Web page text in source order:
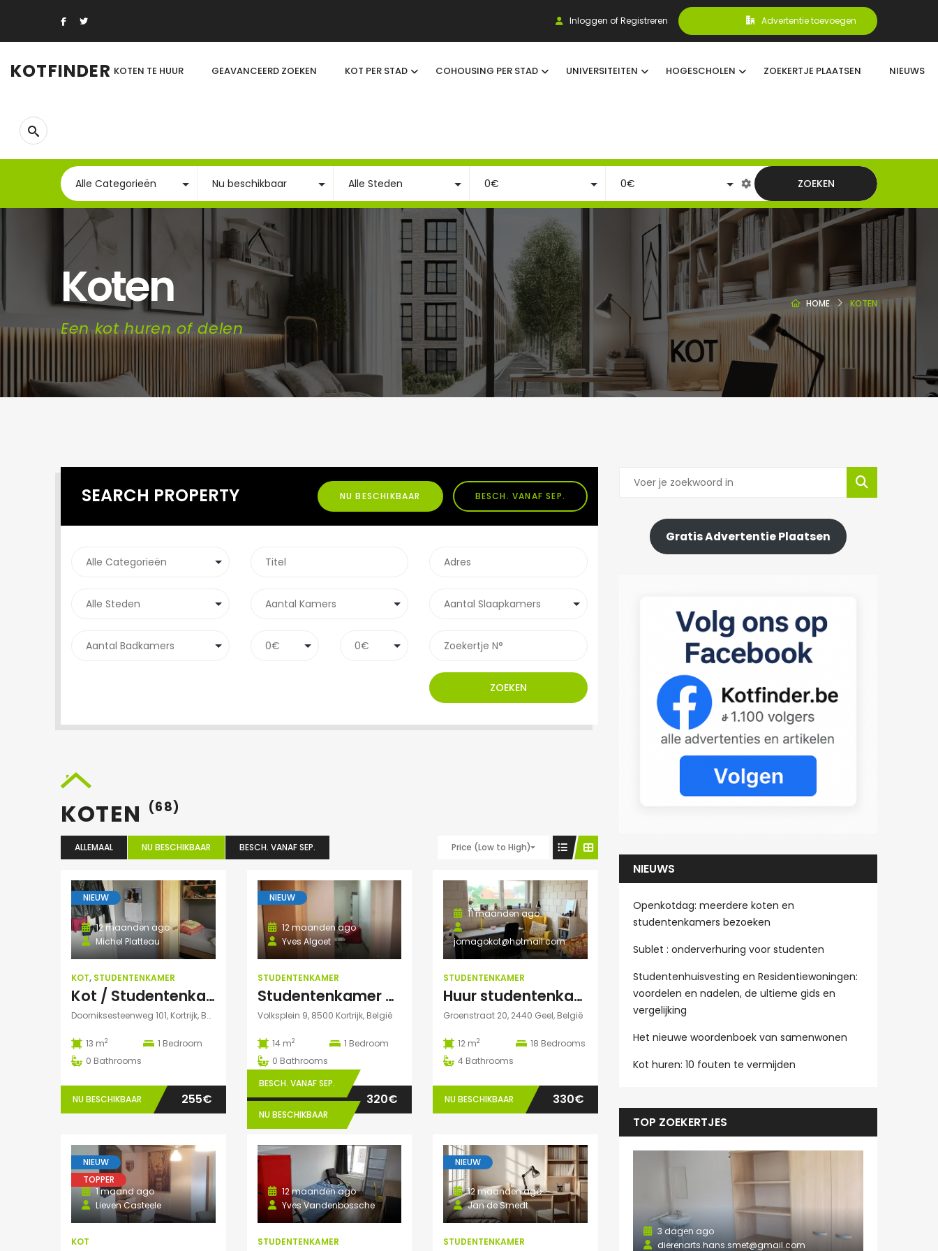
Inloggen of Registreren Advertentie toevoegen
KOTFINDER KOTEN TE HUUR GEAVANCEERD ZOEKEN KOT PER STAD COHOUSING PER STAD UNIVERSITEITEN HOGESCHOLEN ZOEKERTJE PLAATSEN NIEUWS
ZOEKEN
Koten
Een kot huren of delen
HOME KOTEN
SEARCH PROPERTY NU BESCHIKBAAR BESCH. VANAF SEP.
ZOEKEN
KOTEN (68)
ALLEMAAL NU BESCHIKBAAR BESCH. VANAF SEP. Price (Low to High)
NIEUW
Michel Platteau
12 maanden ago
KOT, STUDENTENKAMER
Kot / Studentenkamer te huur
Doorniksesteenweg 101, Kortrijk, België
13 m2 1 Bedroom
0 Bathrooms
NU BESCHIKBAAR 255€
NIEUW
Yves Algoet
12 maanden ago
STUDENTENKAMER
Studentenkamer Te Huur
Volksplein 9, 8500 Kortrijk, België
14 m2 1 Bedroom
0 Bathrooms
BESCH. VANAF SEP.
NU BESCHIKBAAR
320€
jomagokot@hotmail.com
11 maanden ago
STUDENTENKAMER
Huur studentenkamers te Geel
Groenstraat 20, 2440 Geel, België
12 m2 18 Bedrooms
4 Bathrooms
NU BESCHIKBAAR 330€
NIEUW
TOPPER
Lieven Casteele
1 maand ago
KOT
Yves Vandenbossche
12 maanden ago
STUDENTENKAMER
NIEUW
Jan de Smedt
12 maanden ago
STUDENTENKAMER
Gratis Advertentie Plaatsen
NIEUWS
Openkotdag: meerdere koten en
studentenkamers bezoeken
Sublet : onderverhuring voor studenten
Studentenhuisvesting en Residentiewoningen:
voordelen en nadelen, de ultieme gids en
vergelijking
Het nieuwe woordenboek van samenwonen
Kot huren: 10 fouten te vermijden
TOP ZOEKERTJES
3 dagen ago dierenarts.hans.smet@gmail.com
3 dagen ago